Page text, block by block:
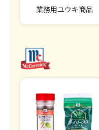
業務用ユウキ商品